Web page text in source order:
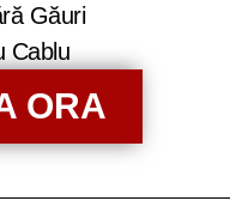
Găuri
Cablu
ORA